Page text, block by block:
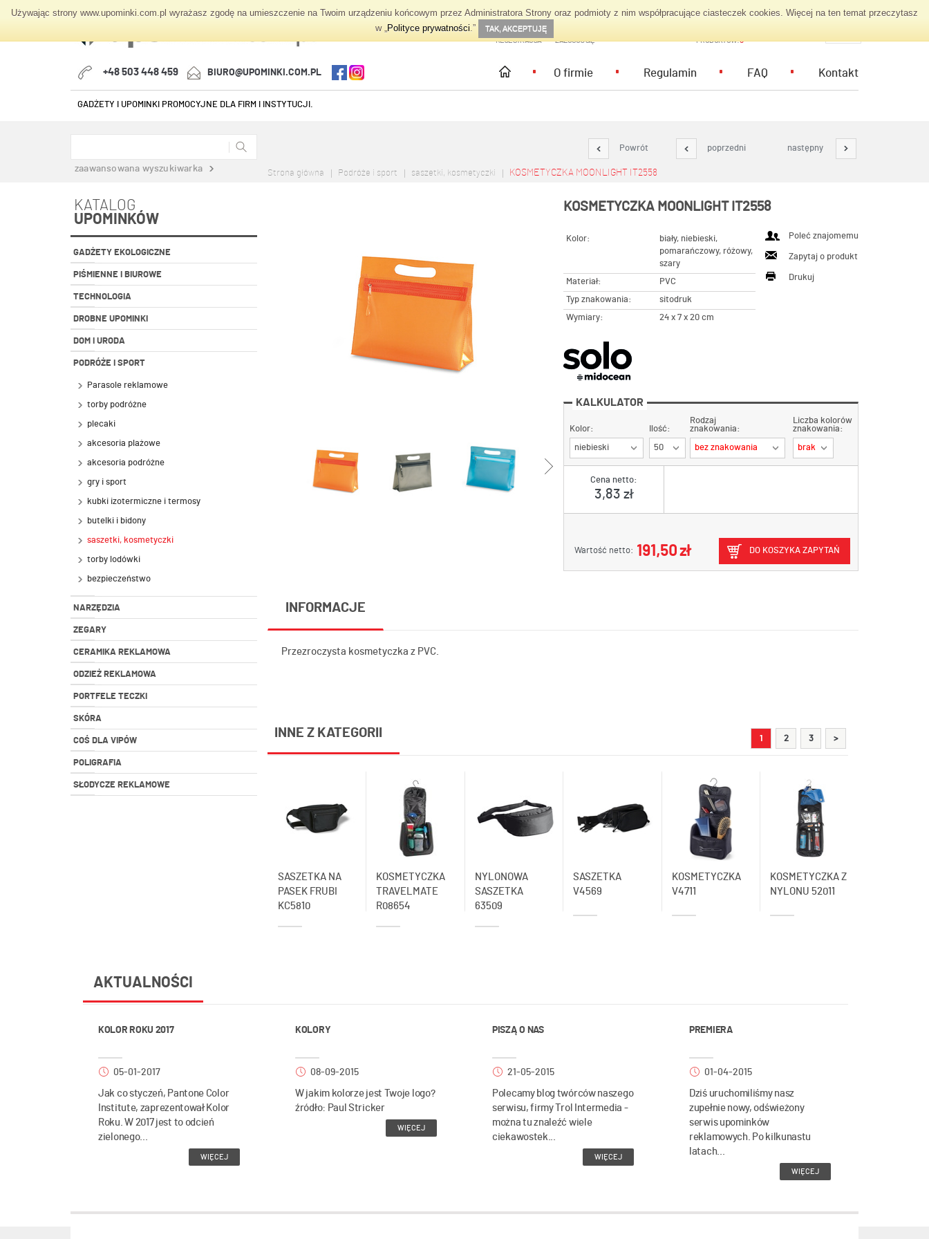
Używając strony www.upominki.com.pl wyrażasz zgodę na umieszczenie na Twoim urządzeniu końcowym przez Administratora Strony oraz podmioty z nim współpracujące ciasteczek cookies. Więcej na ten temat przeczytasz
w „Polityce prywatności.” TAK, AKCEPTUJĘ
TWOJE KONTO
REJESTRACJA ZALOGUJ SIĘ PRODUKTÓW:0
+48 503 448 459 BIURO@UPOMINKI.COM.PL O firmie Regulamin FAQ Kontakt
GADŻETY I UPOMINKI PROMOCYJNE DLA FIRM I INSTYTUCJI.
zaawansowana wyszukiwarka
KATALOG
UPOMINKÓW
GADŻETY EKOLOGICZNE
PIŚMIENNE I BIUROWE
TECHNOLOGIA
DROBNE UPOMINKI
DOM I URODA
PODRÓŻE I SPORT
Parasole reklamowe
torby podróżne
plecaki
akcesoria plażowe
akcesoria podróżne
gry i sport
kubki izotermiczne i termosy
butelki i bidony
saszetki, kosmetyczki
torby lodówki
bezpieczeństwo
NARZĘDZIA
ZEGARY
CERAMIKA REKLAMOWA
ODZIEŻ REKLAMOWA
PORTFELE TECZKI
SKÓRA
COŚ DLA VIPÓW
POLIGRAFIA
SŁODYCZE REKLAMOWE
następny
poprzedni
Powrót
Strona główna Podróże i sport saszetki, kosmetyczki KOSMETYCZKA MOONLIGHT IT2558
KOSMETYCZKA MOONLIGHT IT2558
Kolor:
biały, niebieski,
pomarańczowy, różowy,
szary
Materiał:
PVC
Typ znakowania:
sitodruk
Wymiary:
24 x 7 x 20 cm
Poleć znajomemu
Zapytaj o produkt
Drukuj
KALKULATOR
Cena netto:
3,83 zł
Wartość netto: 191,50 zł DO KOSZYKA ZAPYTAŃ
Kolor:
niebieski
Ilość:
50
Rodzaj
znakowania:
bez znakowania
Liczba kolorów
znakowania:
brak
INFORMACJE
Przezroczysta kosmetyczka z PVC.
INNE Z KATEGORII 1 2 3 >
SASZETKA NA
PASEK FRUBI
KC5810
KOSMETYCZKA
TRAVELMATE
R08654
NYLONOWA
SASZETKA
63509
SASZETKA
V4569
KOSMETYCZKA
V4711
KOSMETYCZKA Z
NYLONU 52011
AKTUALNOŚCI
KOLOR ROKU 2017
05-01-2017
Jak co styczeń, Pantone Color
Institute, zaprezentował Kolor
Roku. W 2017 jest to odcień
zielonego...
WIĘCEJ
KOLORY
08-09-2015
W jakim kolorze jest Twoje logo?
źródło: Paul Stricker
WIĘCEJ
PISZĄ O NAS
21-05-2015
Polecamy blog twórców naszego
serwisu, firmy Trol Intermedia -
można tu znaleźć wiele
ciekawostek...
WIĘCEJ
PREMIERA
01-04-2015
Dziś uruchomiliśmy nasz
zupełnie nowy, odświeżony
serwis upominków
reklamowych. Po kilkunastu
latach...
WIĘCEJ